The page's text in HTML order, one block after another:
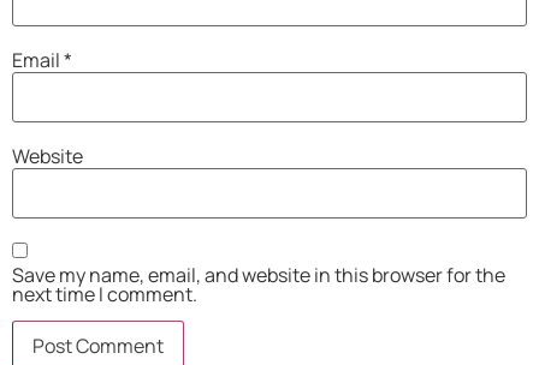
Email*
Website
Save my name, email, and website in this browser for the
next time I comment.